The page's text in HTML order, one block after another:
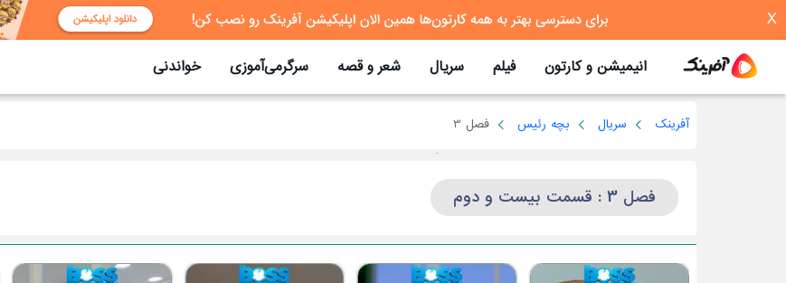
X
انیمیشن و کارتون فیلم سریال شعر و قصه سرگرمی‌آموزی خواندنی
آفرینک سریال بچه رئیس فصل 3
فصل 3 : قسمت بیست و دوم